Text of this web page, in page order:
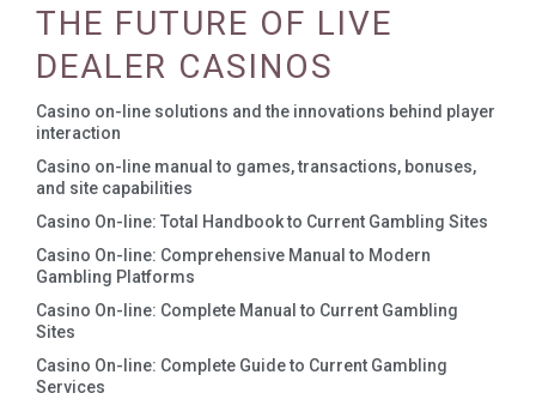
THE FUTURE OF LIVE
DEALER CASINOS
Casino on-line solutions and the innovations behind player
interaction
Casino on-line manual to games, transactions, bonuses,
and site capabilities
Casino On-line: Total Handbook to Current Gambling Sites
Casino On-line: Comprehensive Manual to Modern
Gambling Platforms
Casino On-line: Complete Manual to Current Gambling
Sites
Casino On-line: Complete Guide to Current Gambling
Services